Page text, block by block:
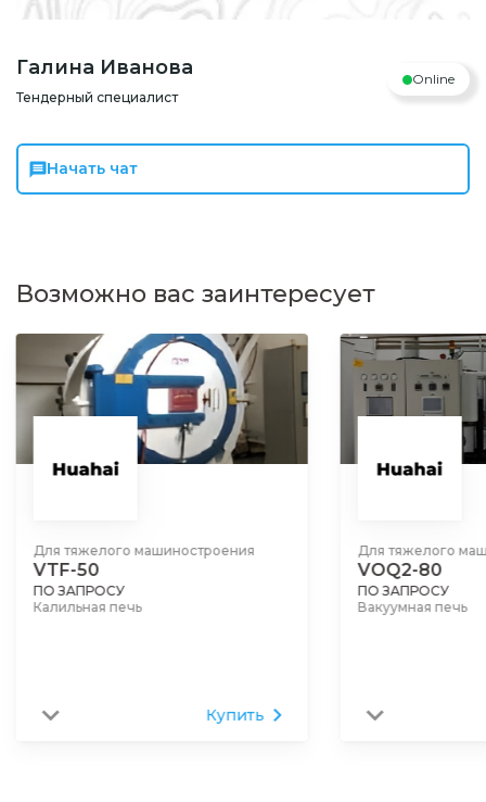
Галина Иванова
Тендерный специалист
Online
Начать чат
Возможно вас заинтересует
Для тяжелого машиностроения
VTF-50
ПО ЗАПРОСУ
Калильная печь
Купить
Для тяжелого
VOQ2-80
ПО ЗАПРОСУ
Вакуумная печь